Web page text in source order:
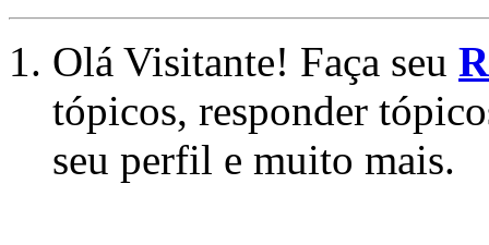
Olá Visitante! Faça seu
tópicos, responder
seu perfil e muito mais.